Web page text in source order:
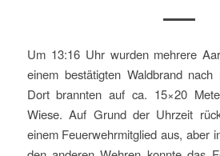
Um 13:16 Uhr wurden mehrere
einem bestätigten Waldbrand nach
Dort brannten auf ca. 15×20
Wiese. Auf Grund der Uhrzeit
einem Feuerwehrmitglied aus, aber